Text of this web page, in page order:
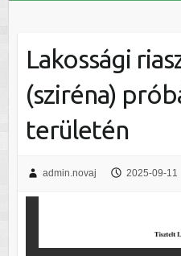
Lakossági
(sziréna)
területén
admin.novaj 2025-09-11